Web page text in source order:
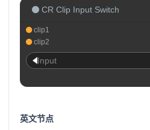
CR Clip Input Switch
clip1
clip2
Input
英文节点